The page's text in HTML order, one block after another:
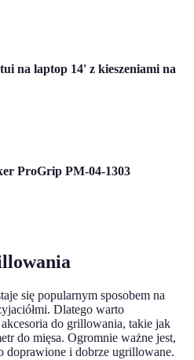
na laptop 14' z kieszeniami na
ProGrip PM-04-1303
się popularnym sposobem na
Dlatego warto
do grillowania, takie jak
do mięsa. Ogromnie ważne jest,
doprawione i dobrze ugrillowane.